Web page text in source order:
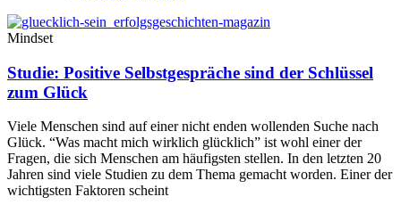
Mindset
Studie: Positive Selbstgespräche sind der Schlüssel
zum Glück
Viele Menschen sind auf einer nicht enden wollenden Suche nach
Glück. “Was macht mich wirklich glücklich” ist wohl einer der
Fragen, die sich Menschen am häufigsten stellen. In den letzten 20
Jahren sind viele Studien zu dem Thema gemacht worden. Einer der
wichtigsten Faktoren scheint